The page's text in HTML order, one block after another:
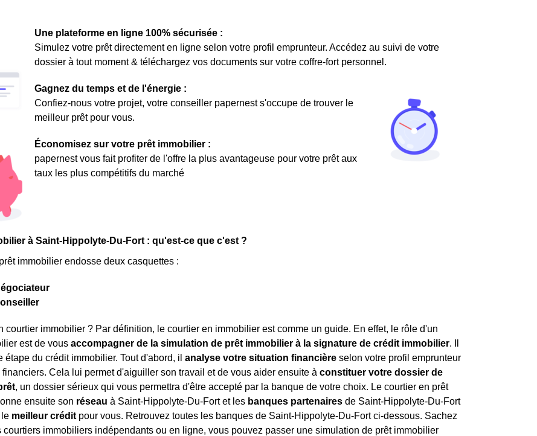
Une plateforme en ligne 100% sécurisée :
Simulez votre prêt directement en ligne selon votre profil emprunteur. Accédez au suivi de votre
dossier à tout moment & téléchargez vos documents sur votre coffre-fort personnel.
Gagnez du temps et de l'énergie :
Confiez-nous votre projet, votre conseiller papernest s'occupe de trouver le
meilleur prêt pour vous.
Économisez sur votre prêt immobilier :
papernest vous fait profiter de l'offre la plus avantageuse pour votre prêt aux
taux les plus compétitifs du marché
à Saint-Hippolyte-Du-Fort : qu'est-ce que c'est ?
immobilier endosse deux casquettes :
courtier immobilier ? Par définition, le courtier en immobilier est comme un guide. En effet, le rôle d'un
est de vous accompagner de la simulation de prêt immobilier à la signature de crédit immobilier. Il
étape du crédit immobilier. Tout d'abord, il analyse votre situation financière selon votre profil emprunteur
Cela lui permet d'aiguiller son travail et de vous aider ensuite à constituer votre dossier de
, un dossier sérieux qui vous permettra d'être accepté par la banque de votre choix. Le courtier en prêt
ensuite son réseau à Saint-Hippolyte-Du-Fort et les banques partenaires de Saint-Hippolyte-Du-Fort
meilleur crédit pour vous. Retrouvez toutes les banques de Saint-Hippolyte-Du-Fort ci-dessous. Sachez
courtiers immobiliers indépendants ou en ligne, vous pouvez passer une simulation de prêt immobilier